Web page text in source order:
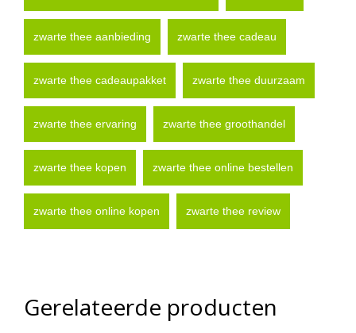
zwarte thee aanbieding zwarte thee cadeau
zwarte thee cadeaupakket zwarte thee duurzaam
zwarte thee ervaring zwarte thee groothandel
zwarte thee kopen zwarte thee online bestellen
zwarte thee online kopen zwarte thee review
Gerelateerde producten